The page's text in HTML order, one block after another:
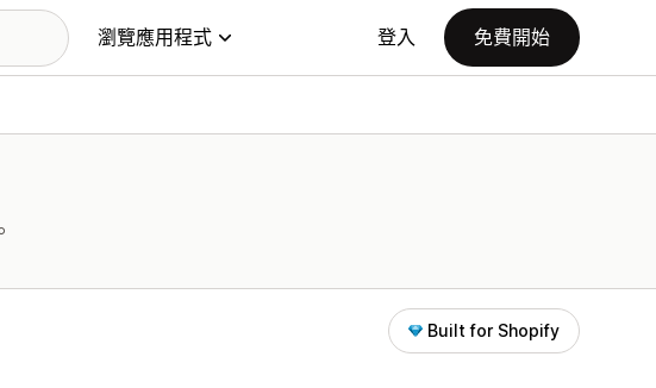
瀏覽應用程式 登入 免費開始
Built for Shopify